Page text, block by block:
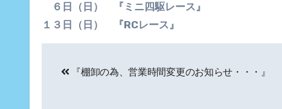
６日（日） 『ミニ四駆レース』
１３日（日） 『RCレース』
『棚卸の為、営業時間変更のお知らせ・・・』